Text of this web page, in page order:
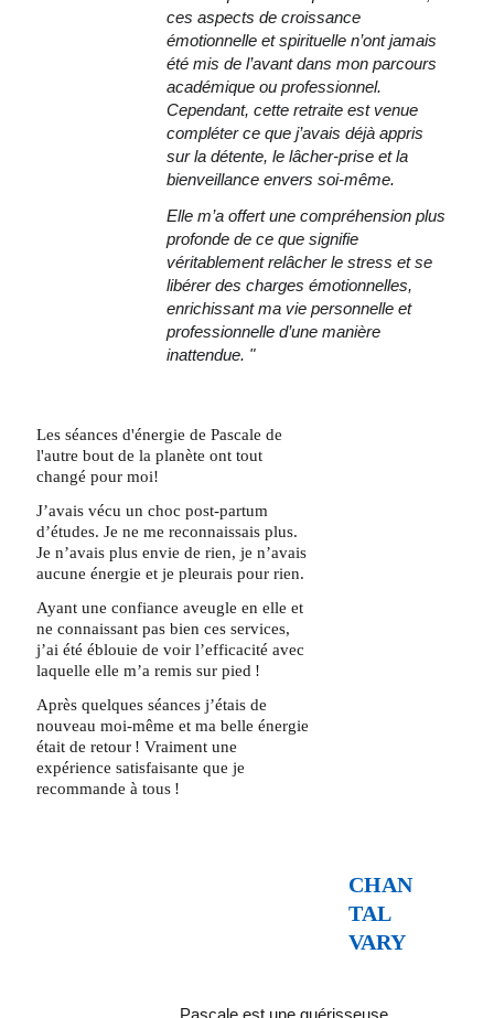
ces aspects de croissance
émotionnelle et spirituelle n’ont jamais
été mis de l’avant dans mon parcours
académique ou professionnel.
Cependant, cette retraite est venue
compléter ce que j’avais déjà appris
sur la détente, le lâcher-prise et la
bienveillance envers soi-même.
Elle m’a offert une compréhension plus
profonde de ce que signifie
véritablement relâcher le stress et se
libérer des charges émotionnelles,
enrichissant ma vie personnelle et
professionnelle d’une manière
inattendue. "
CHAN
TAL
VARY
Les séances d'énergie de Pascale de
l'autre bout de la planète ont tout
changé pour moi!
J’avais vécu un choc post-partum
d’études. Je ne me reconnaissais plus.
Je n’avais plus envie de rien, je n’avais
aucune énergie et je pleurais pour rien.
Ayant une confiance aveugle en elle et
ne connaissant pas bien ces services,
j’ai été éblouie de voir l’efficacité avec
laquelle elle m’a remis sur pied !
Après quelques séances j’étais de
nouveau moi-même et ma belle énergie
était de retour ! Vraiment une
expérience satisfaisante que je
recommande à tous !
Pascale est une guérisseuse